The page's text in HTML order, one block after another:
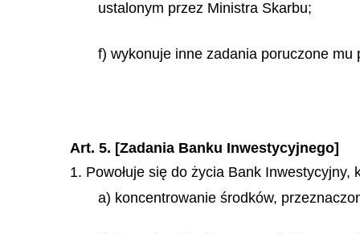
ustalonym przez Ministra Skarbu;
f) wykonuje inne zadania poruczone mu
Art. 5. [Zadania Banku Inwestycyjnego]
1. Powołuje się do życia Bank Inwestycyjny,
a) koncentrowanie środków,